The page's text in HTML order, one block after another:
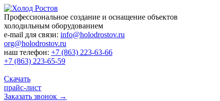
Профессиональное создание и оснащение объектов
холодильным оборудованием
e-mail для связи: info@holodrostov.ru
org@holodrostov.ru
наш телефон: +7 (863) 223-63-66
+7 (863) 223-65-59
Скачать
прайс-лист
Заказать звонок →